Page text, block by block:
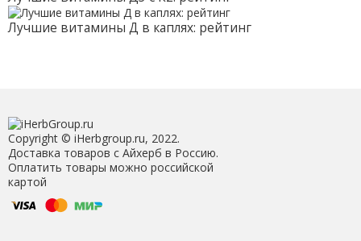
Лучшие витамины Д в каплях: рейтинг
Copyright © iHerbgroup.ru, 2022.
Доставка товаров с Айхерб в Россию.
Оплатить товары можно российской
картой